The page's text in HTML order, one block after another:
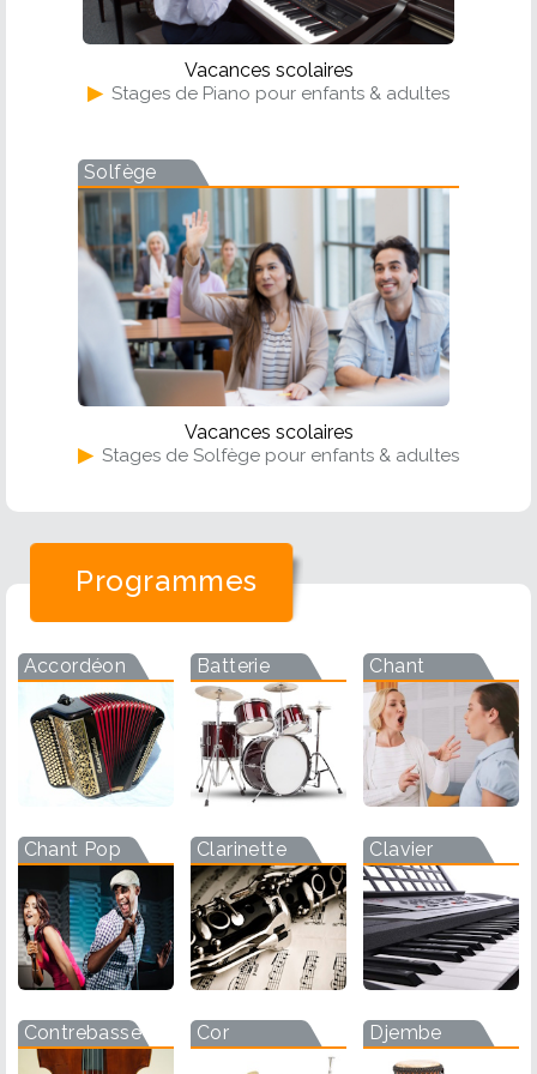
Vacances scolaires
▶ Stages de Piano pour enfants & adultes
Solfège
Vacances scolaires
▶ Stages de Solfège pour enfants & adultes
Programmes
Accordéon Batterie Chant
Chant Pop Clarinette Clavier
Contrebasse Cor Djembe